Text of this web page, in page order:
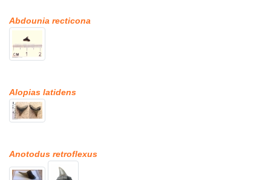
Abdounia recticona
Alopias latidens
Anotodus retroflexus